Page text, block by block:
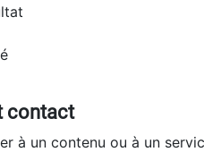
contact
à un contenu ou à un